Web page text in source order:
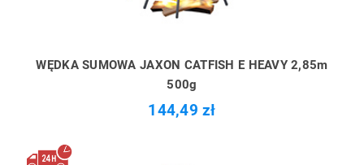
WĘDKA SUMOWA JAXON CATFISH E HEAVY 2,85m
500g
144,49 zł